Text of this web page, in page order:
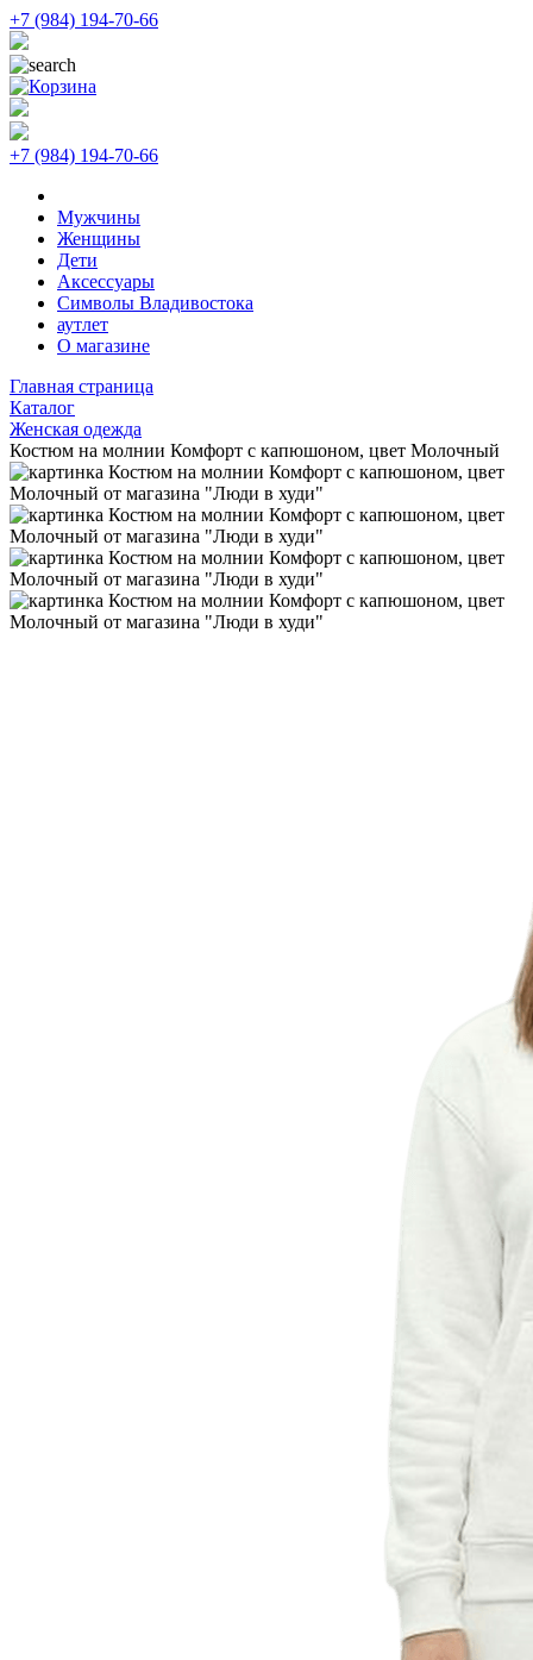
+7 (984) 194-70-66
+7 (984) 194-70-66
Мужчины
Женщины
Дети
Аксессуары
Символы Владивостока
аутлет
О магазине
Главная страница
Каталог
Женская одежда
Костюм на молнии Комфорт с капюшоном, цвет Молочный